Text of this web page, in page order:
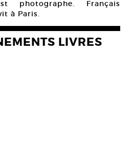
photographe. Français
à Paris.
LIVRES